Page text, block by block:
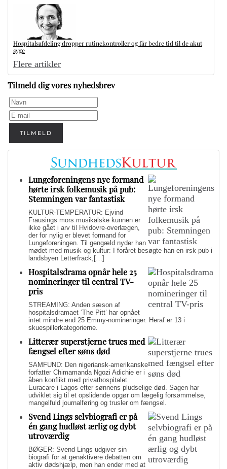
Hospitalsafdeling dropper rutinekontroller og får bedre tid til de akut
syge
Flere artikler
Tilmeld dig vores nyhedsbrev
TILMELD
Lungeforeningens nye formand
hørte irsk folkemusik på pub:
Stemningen var fantastisk
KULTUR-TEMPERATUR: Ejvind
Frausings mors musikalske kunnen er
ikke gået i arv til Hvidovre-overlægen,
der for nylig er blevet formand for
Lungeforeningen. Til gengæld nyder han
mødet med musik og kultur: I foråret besøgte han en irsk pub i
landsbyen Letterfrack,[…]
Hospitalsdrama opnår hele 25
nomineringer til central TV-
pris
STREAMING: Anden sæson af
hospitalsdramaet ‘The Pitt’ har opnået
intet mindre end 25 Emmy-nomineringer. Heraf er 13 i
skuespillerkategorierne.
Litterær superstjerne trues med
fængsel efter søns død
SAMFUND: Den nigeriansk-amerikanske
forfatter Chimamanda Ngozi Adichie er i
åben konflikt med privathospitalet
Euracare i Lagos efter sønnens pludselige død. Sagen har
udviklet sig til et opslidende opgør om lægelig forsømmelse,
mangelfuld journalføring og trusler om fængsel.
Svend Lings selvbiografi er på
én gang hudløst ærlig og dybt
utroværdig
BØGER: Svend Lings udgiver sin
biografi for at genaktivere debatten om
aktiv dødshjælp, men han ender med at